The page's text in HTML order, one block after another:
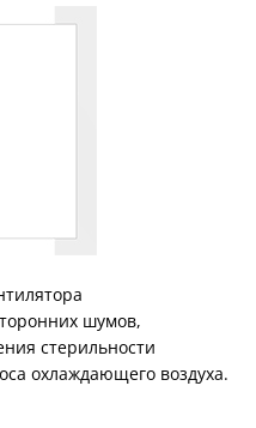
шумов,
стерильности
охлаждающего воздуха.